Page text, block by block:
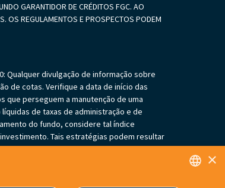
GARANTIDOR DE CRÉDITOS FGC. AO
OS REGULAMENTOS E PROSPECTOS PODEM
Qualquer divulgação de informação sobre
de cotas. Verifique a data de início das
que perseguem a manutenção de uma
de taxas de administração e de
do fundo, considere tal índice
Tais estratégias podem resultar
de aportar recursos adicionais para
investem em crédito privado. Tais
×